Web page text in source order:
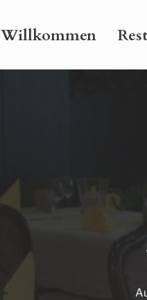
Willkommen